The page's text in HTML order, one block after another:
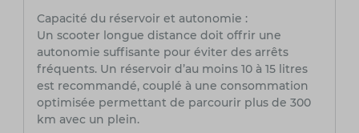
Capacité du réservoir et autonomie :
Un scooter longue distance doit offrir une
autonomie suffisante pour éviter des arrêts
fréquents. Un réservoir d’au moins 10 à 15 litres
est recommandé, couplé à une consommation
optimisée permettant de parcourir plus de 300
km avec un plein.